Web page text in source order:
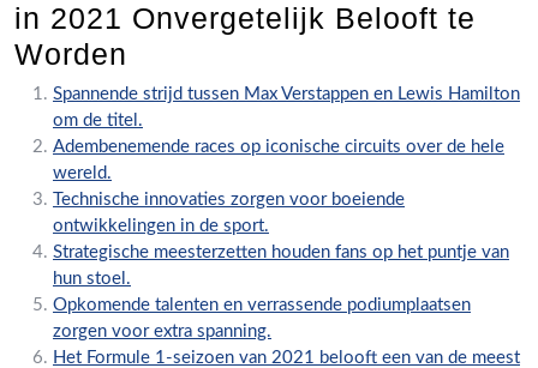
in 2021 Onvergetelijk Belooft te
Worden
Spannende strijd tussen Max Verstappen en Lewis Hamilton
om de titel.
Adembenemende races op iconische circuits over de hele
wereld.
Technische innovaties zorgen voor boeiende
ontwikkelingen in de sport.
Strategische meesterzetten houden fans op het puntje van
hun stoel.
Opkomende talenten en verrassende podiumplaatsen
zorgen voor extra spanning.
Het Formule 1-seizoen van 2021 belooft een van de meest